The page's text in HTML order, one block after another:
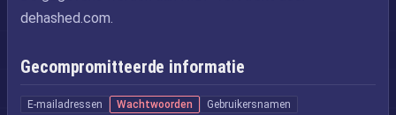
dehashed.com.
Gecompromitteerde informatie
E-mailadressen Wachtwoorden Gebruikersnamen